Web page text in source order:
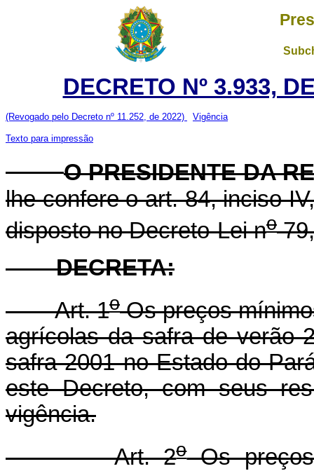
DECRETO Nº 3.933,
(Revogado pelo Decreto nº 11.252, de 2022) Vigência
Texto para impressão
O PRESIDENTE DA
lhe confere o art. 84, inciso
disposto no Decreto-Lei no
DECRETA:
Art. 1oOs preços
agrícolas da safra de verão
safra 2001 no Estado do
este Decreto, com seus
vigência.
Art. 2oOs preços